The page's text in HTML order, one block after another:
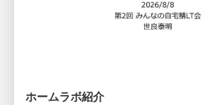
ホームラボ紹介